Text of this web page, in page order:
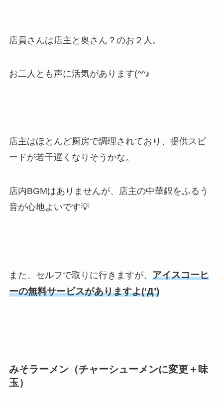
店員さんは店主と奥さん？のお２人。
お二人とも声に活気があります(^^♪
店主はほとんど厨房で調理されており、提供スピ
ードが若干遅くなりそうかな。
店内BGMはありませんが、店主の中華鍋をふるう
音が心地よいです💡
また、セルフで取りに行きますが、 アイスコーヒ
ーの無料サービスがありますよ(‘Д’)
みそラーメン（チャーシューメンに変更＋味
玉）